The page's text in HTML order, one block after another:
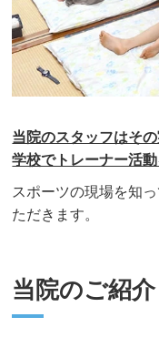
当院のスタッフはそ
学校でトレーナー活動
スポーツの現場を知
ただきます。
当院のご紹介